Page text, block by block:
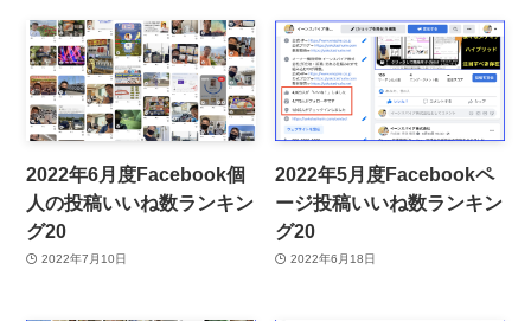
2022年6月度Facebook個
人の投稿いいね数ランキン
グ20
2022年7月10日
2022年5月度Facebookペ
ージ投稿いいね数ランキン
グ20
2022年6月18日